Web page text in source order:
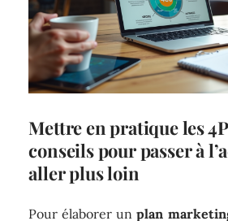
Mettre en pratique les
conseils pour passer à
aller plus loin
Pour élaborer unplan